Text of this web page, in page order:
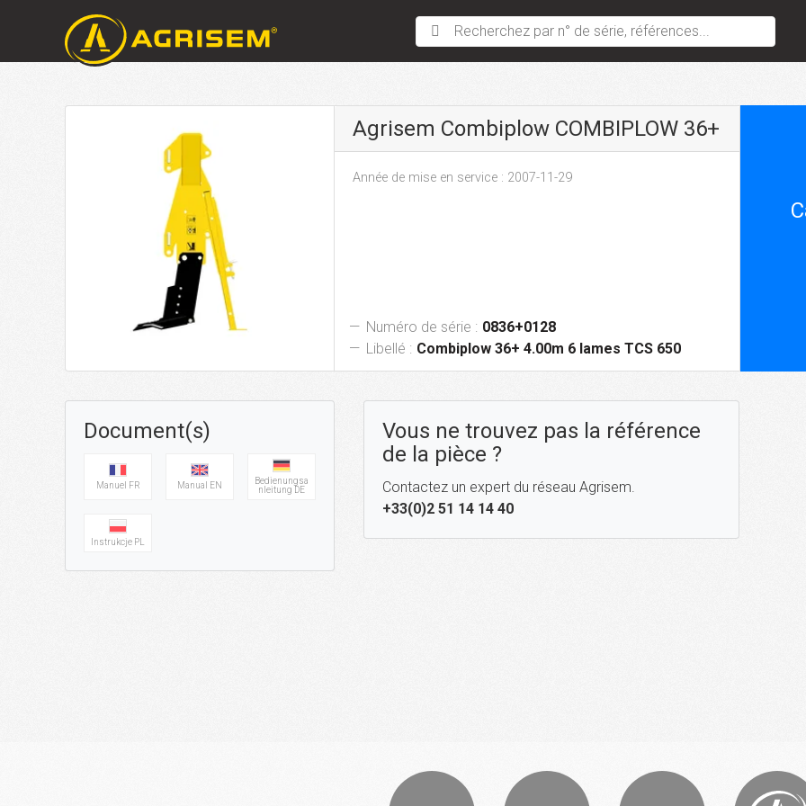
Recherchez par n° de série, références...
Agrisem Combiplow COMBIPLOW 36+
Année de mise en service : 2007-11-29
Numéro de série : 0836+0128
Libellé : Combiplow 36+ 4.00m 6 lames TCS 650
Document(s)
Manuel FR Manual EN
Bedienungsa
nleitung DE
Instrukcje PL
Vous ne trouvez pas la référence
de la pièce ?
Contactez un expert du réseau Agrisem.
+33(0)2 51 14 14 40